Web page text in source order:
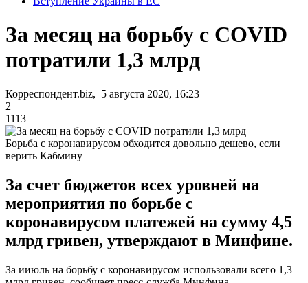
За месяц на борьбу с COVID
потратили 1,3 млрд
Корреспондент.biz, 5 августа 2020, 16:23
2
1113
Борьба с коронавирусом обходится довольно дешево, если
верить Кабмину
За счет бюджетов всех уровней на
мероприятия по борьбе с
коронавирусом платежей на сумму 4,5
млрд гривен, утверждают в Минфине.
За ииюль на борьбу с коронавирусом использовали всего 1,3